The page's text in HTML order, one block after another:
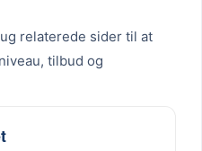
relaterede sider til at
tilbud og